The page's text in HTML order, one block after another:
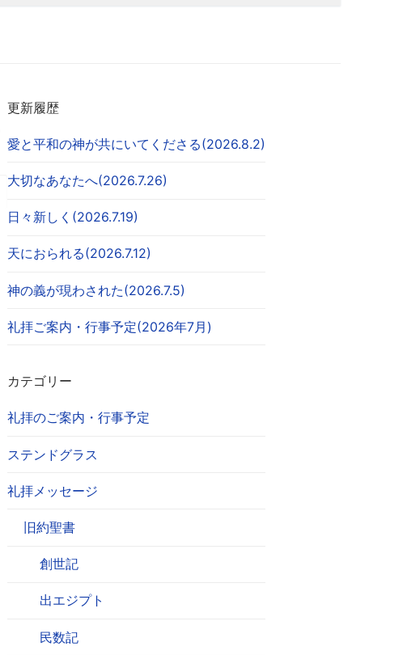
更新履歴
愛と平和の神が共にいてくださる(2026.8.2)
大切なあなたへ(2026.7.26)
日々新しく(2026.7.19)
天におられる(2026.7.12)
神の義が現わされた(2026.7.5)
礼拝ご案内・行事予定(2026年7月)
カテゴリー
礼拝のご案内・行事予定
ステンドグラス
礼拝メッセージ
旧約聖書
創世記
出エジプト
民数記